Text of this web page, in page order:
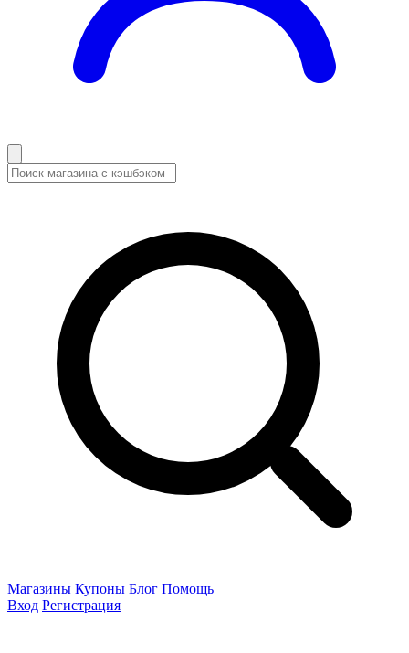
Магазины Купоны Блог Помощь
Вход Регистрация